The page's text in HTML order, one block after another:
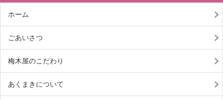
ホーム
ごあいさつ
梅木屋のこだわり
あくまきについて